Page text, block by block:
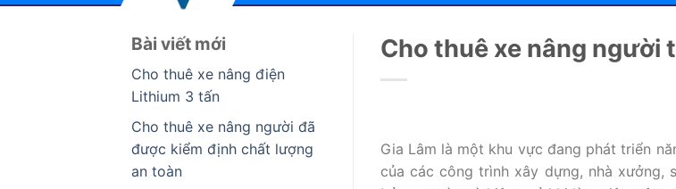
Bài viết mới
Cho thuê xe nâng điện
Lithium 3 tấn
Cho thuê xe nâng người đã
được kiểm định chất lượng
an toàn
Cho thuê xe nâng người
Gia Lâm là một khu vực đang phát triển
của các công trình xây dựng, nhà